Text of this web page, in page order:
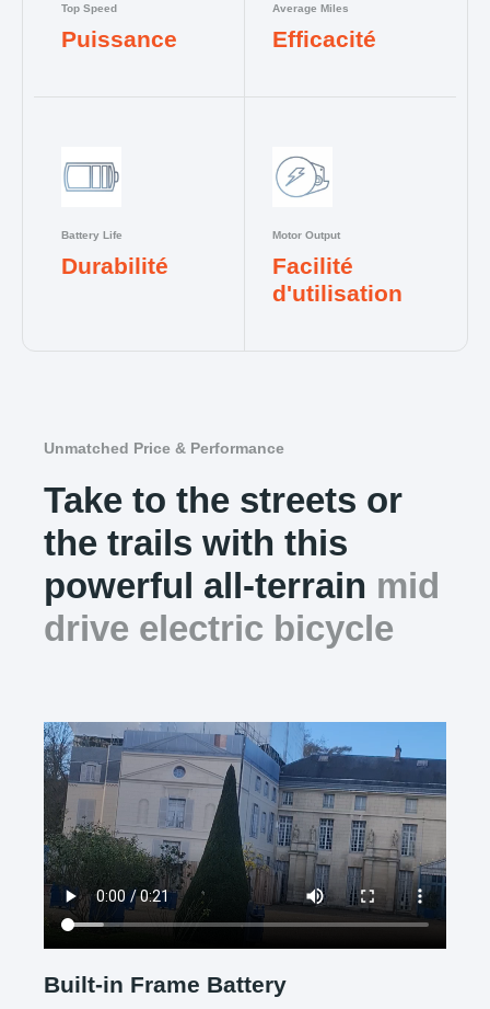
Top Speed
Puissance
Average Miles
Efficacité
Battery Life
Durabilité
Motor Output
Facilité
d'utilisation
Unmatched Price & Performance
Take to the streets or
the trails with this
powerful all-terrain mid
drive electric bicycle
Built-in Frame Battery